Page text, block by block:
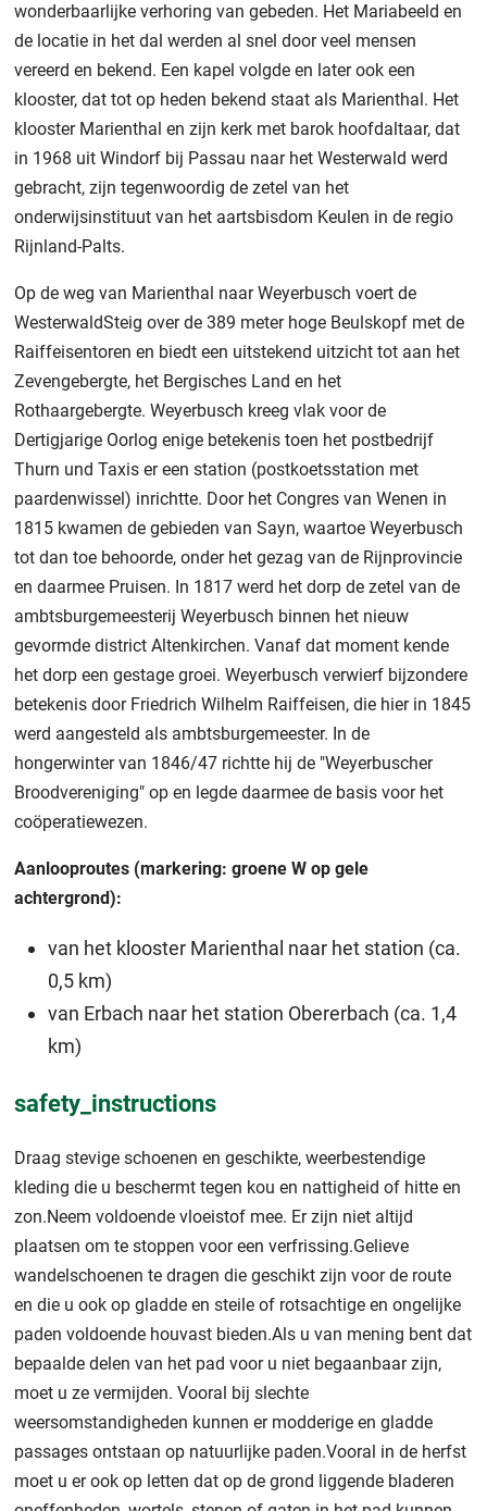
wonderbaarlijke verhoring van gebeden. Het Mariabeeld en
de locatie in het dal werden al snel door veel mensen
vereerd en bekend. Een kapel volgde en later ook een
klooster, dat tot op heden bekend staat als Marienthal. Het
klooster Marienthal en zijn kerk met barok hoofdaltaar, dat
in 1968 uit Windorf bij Passau naar het Westerwald werd
gebracht, zijn tegenwoordig de zetel van het
onderwijsinstituut van het aartsbisdom Keulen in de regio
Rijnland-Palts.
Op de weg van Marienthal naar Weyerbusch voert de
WesterwaldSteig over de 389 meter hoge Beulskopf met de
Raiffeisentoren en biedt een uitstekend uitzicht tot aan het
Zevengebergte, het Bergisches Land en het
Rothaargebergte. Weyerbusch kreeg vlak voor de
Dertigjarige Oorlog enige betekenis toen het postbedrijf
Thurn und Taxis er een station (postkoetsstation met
paardenwissel) inrichtte. Door het Congres van Wenen in
1815 kwamen de gebieden van Sayn, waartoe Weyerbusch
tot dan toe behoorde, onder het gezag van de Rijnprovincie
en daarmee Pruisen. In 1817 werd het dorp de zetel van de
ambtsburgemeesterij Weyerbusch binnen het nieuw
gevormde district Altenkirchen. Vanaf dat moment kende
het dorp een gestage groei. Weyerbusch verwierf bijzondere
betekenis door Friedrich Wilhelm Raiffeisen, die hier in 1845
werd aangesteld als ambtsburgemeester. In de
hongerwinter van 1846/47 richtte hij de "Weyerbuscher
Broodvereniging" op en legde daarmee de basis voor het
coöperatiewezen.
Aanlooproutes (markering: groene W op gele
achtergrond):
van het klooster Marienthal naar het station (ca.
0,5 km)
van Erbach naar het station Obererbach (ca. 1,4
km)
safety_instructions
Draag stevige schoenen en geschikte, weerbestendige
kleding die u beschermt tegen kou en nattigheid of hitte en
zon.Neem voldoende vloeistof mee. Er zijn niet altijd
plaatsen om te stoppen voor een verfrissing.Gelieve
wandelschoenen te dragen die geschikt zijn voor de route
en die u ook op gladde en steile of rotsachtige en ongelijke
paden voldoende houvast bieden.Als u van mening bent dat
bepaalde delen van het pad voor u niet begaanbaar zijn,
moet u ze vermijden. Vooral bij slechte
weersomstandigheden kunnen er modderige en gladde
passages ontstaan op natuurlijke paden.Vooral in de herfst
moet u er ook op letten dat op de grond liggende bladeren